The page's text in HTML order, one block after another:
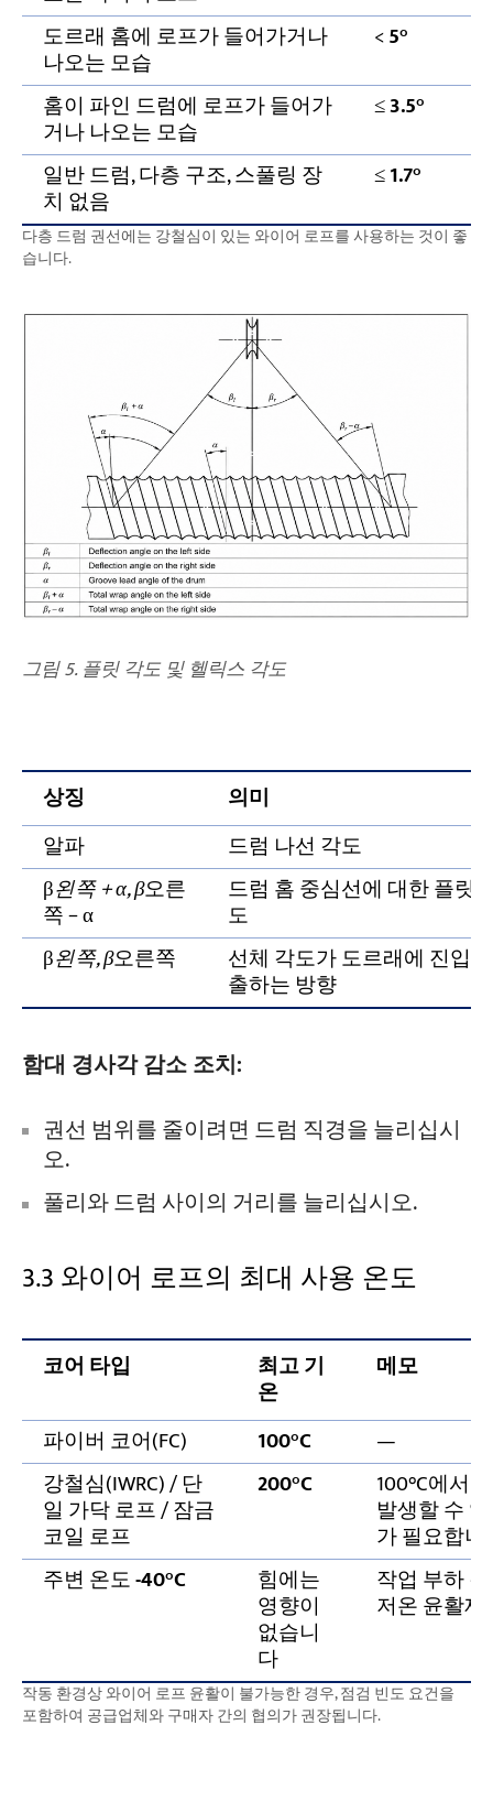
도르래 홈에 로프가 들어가거나
나오는 모습
<5°
홈이 파인 드럼에 로프가 들어가
거나 나오는 모습
≤3.5°
일반 드럼, 다층 구조, 스풀링 장
치 없음
≤1.7°
다층 드럼 권선에는 강철심이 있는 와이어 로프를 사용하는 것이 좋
습니다.
그림 5. 플릿 각도 및 헬릭스 각도
상징
의미
알파
드럼 나선 각도
β왼쪽 + α, β오른
쪽 − α
드럼 홈 중심선에 대한 플릿
도
β왼쪽, β오른쪽 선체 각도가 도르래에 진입/
출하는 방향
함대 경사각 감소 조치:
권선 범위를 줄이려면 드럼 직경을 늘리십시
오.
풀리와 드럼 사이의 거리를 늘리십시오.
3.3 와이어 로프의 최대 사용 온도
코어 타입 최고 기
온
메모
파이버 코어(FC) 100°C
—
강철심(IWRC) / 단
일 가닥 로프 / 잠금
코일 로프
200°C 100°C에서
발생할 수
가 필요합니
주변 온도-40°C 힘에는
영향이
없습니
다
작업 부하
저온 윤활
작동 환경상 와이어 로프 윤활이 불가능한 경우, 점검 빈도 요건을
포함하여 공급업체와 구매자 간의 협의가 권장됩니다.